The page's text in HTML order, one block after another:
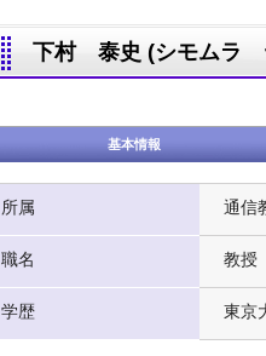
下村 泰史 (シモムラ
基本情報
所属 通信
職名 教授
学歴 東京